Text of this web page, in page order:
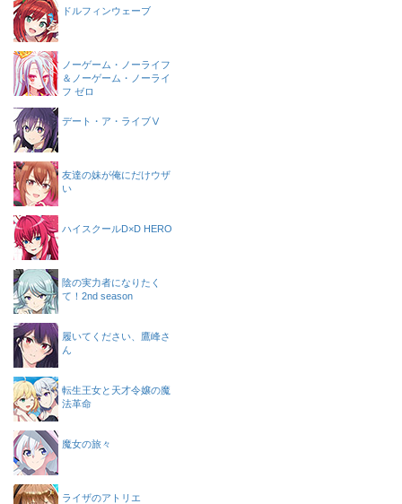
ドルフィンウェーブ
ノーゲーム・ノーライフ
＆ノーゲーム・ノーライ
フ ゼロ
デート・ア・ライブⅤ
友達の妹が俺にだけウザ
い
ハイスクールD×D HERO
陰の実力者になりたく
て！2nd season
履いてください、鷹峰さ
ん
転生王女と天才令嬢の魔
法革命
魔女の旅々
ライザのアトリエ